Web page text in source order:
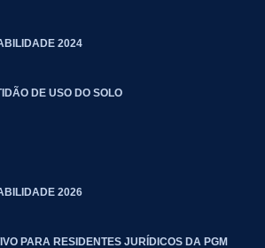
2024
DE USO DO SOLO
2026
PARA RESIDENTES JURÍDICOS DA PGM